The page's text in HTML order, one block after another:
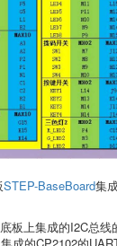
STEP-BaseBoard集
板上集成的I2C总线
成的CP2102的